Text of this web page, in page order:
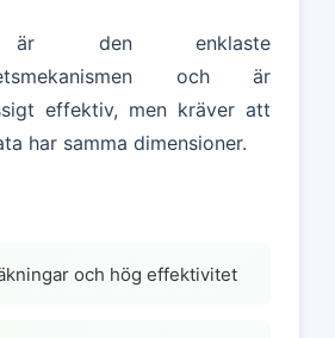
är den enklaste
och är
effektiv, men kräver att
har samma dimensioner.
och hög effektivitet